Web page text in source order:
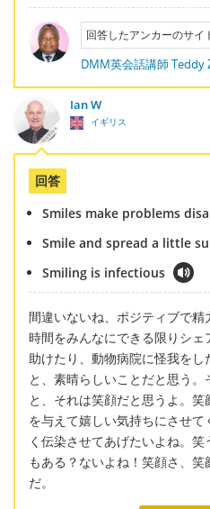
回答したアンカーのサイ
DMM英会話講師 Teddy
Ian W
イギリス
回答
Smiles make problems
Smile and spread a little
Smiling is infectious
間違いないね、ポジティブで
時間をみんなにできる限りシ
助けたり、動物病院に怪我をし
と、素晴らしいことだと思う
と、それは笑顔だと思うよ。
を与えて嬉しい気持ちにさせ
く伝染させてあげたいよね。
もある？ないよね！笑顔さ、
だ。